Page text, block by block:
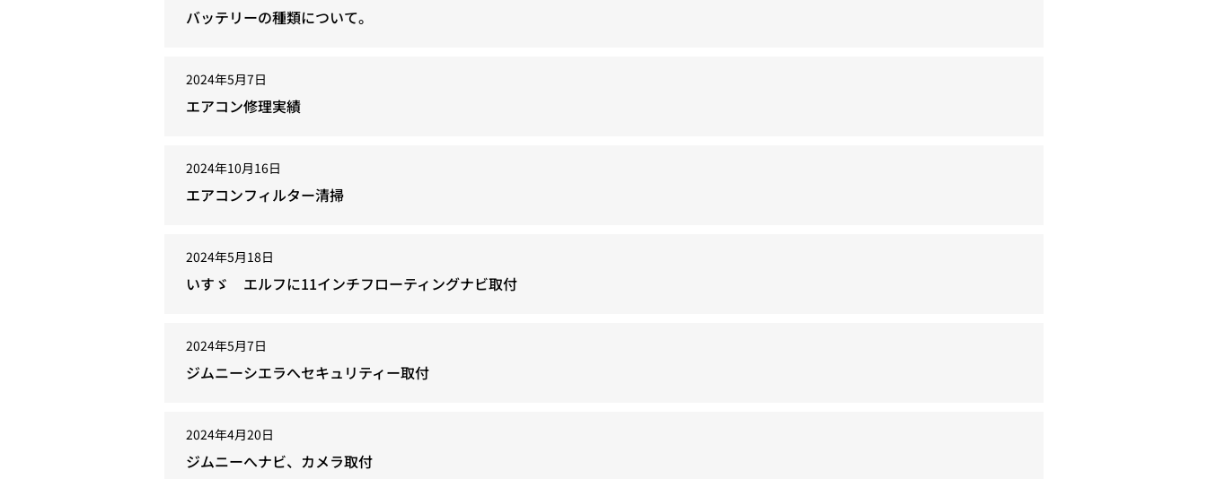
バッテリーの種類について。
2024年5月7日
エアコン修理実績
2024年10月16日
エアコンフィルター清掃
2024年5月18日
いすゞ エルフに11インチフローティングナビ取付
2024年5月7日
ジムニーシエラへセキュリティー取付
2024年4月20日
ジムニーへナビ、カメラ取付